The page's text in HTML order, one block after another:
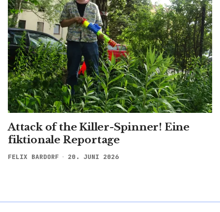
Attack of the Killer-Spinner! Eine
fiktionale Reportage
FELIX BARDORF 20. JUNI 2026